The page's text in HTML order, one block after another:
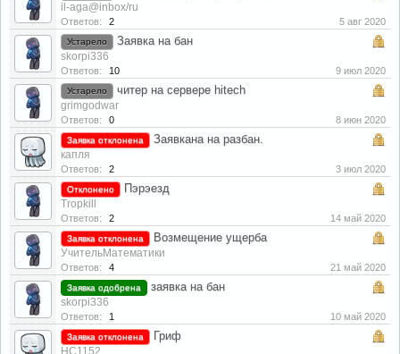
il-aga@inbox/ru
Ответов: 2 5 авг 2020
Устарело Заявка на бан
skorpi336
Ответов: 10 9 июл 2020
Устарело читер на сервере hitech
grimgodwar
Ответов: 0 8 июн 2020
Заявка отклонена Заявкана на разбан.
капля
Ответов: 2 3 июл 2020
Отклонено Пэрэезд
Tropkill
Ответов: 2 14 май 2020
Заявка отклонена Возмещение ущерба
УчительМатематики
Ответов: 4 21 май 2020
Заявка одобрена заявка на бан
skorpi336
Ответов: 1 10 май 2020
Заявка отклонена Гриф
HC1152